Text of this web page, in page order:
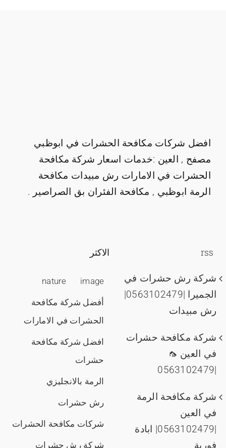
افضل شركات مكافحة الحشرات في ابوظبي
مصفح , العين :خدمات اسعار شركة مكافحة
الحشرات في الامارات رش مبيدات مكافحة
الرمة ابوظبي , مكافحة الفئران بق الصراصير .
rss
شركة رش حشرات في
الجميرا |0563102479|
رش مبيدات
شركة مكافحة حشرات
في العين 🦟
|0563102479
شركة مكافحة الرمة
في العين
|0563102479| ابادة
فورية
الاكثر
image
nature
أفضل شركة مكافحة
الحشرات في الامارات
افضل شركة مكافحة
حشرات
الرمة بالانجليزي
رش حشرات
شركات مكافحة الحشرات
شركة رش حشرات